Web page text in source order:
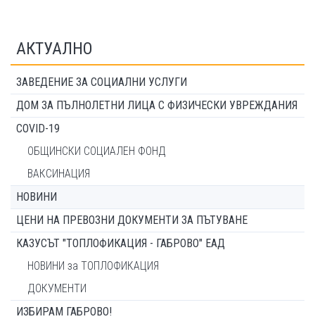
АКТУАЛНО
ЗАВЕДЕНИЕ ЗА СОЦИАЛНИ УСЛУГИ
ДОМ ЗА ПЪЛНОЛЕТНИ ЛИЦА С ФИЗИЧЕСКИ УВРЕЖДАНИЯ
COVID-19
ОБЩИНСКИ СОЦИАЛЕН ФОНД
ВАКСИНАЦИЯ
НОВИНИ
ЦЕНИ НА ПРЕВОЗНИ ДОКУМЕНТИ ЗА ПЪТУВАНЕ
КАЗУСЪТ "ТОПЛОФИКАЦИЯ - ГАБРОВО" ЕАД
НОВИНИ за ТОПЛОФИКАЦИЯ
ДОКУМЕНТИ
ИЗБИРАМ ГАБРОВО!